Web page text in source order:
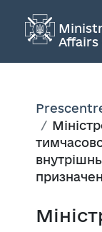
Affairs